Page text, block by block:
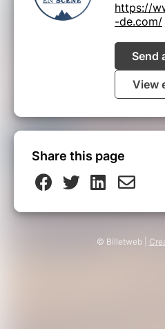
https://
-de.com/
Send
View
Share this page
© Billetweb |